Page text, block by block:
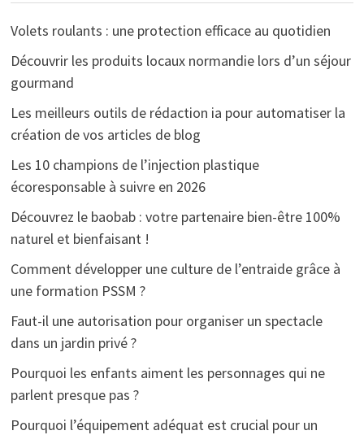
Volets roulants : une protection efficace au quotidien
Découvrir les produits locaux normandie lors d’un séjour
gourmand
Les meilleurs outils de rédaction ia pour automatiser la
création de vos articles de blog
Les 10 champions de l’injection plastique
écoresponsable à suivre en 2026
Découvrez le baobab : votre partenaire bien-être 100%
naturel et bienfaisant !
Comment développer une culture de l’entraide grâce à
une formation PSSM ?
Faut-il une autorisation pour organiser un spectacle
dans un jardin privé ?
Pourquoi les enfants aiment les personnages qui ne
parlent presque pas ?
Pourquoi l’équipement adéquat est crucial pour un